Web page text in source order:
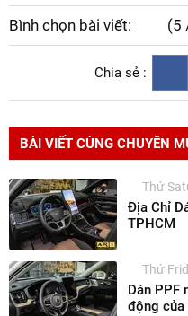
Bình chọn bài viết: (5
Chia sẻ :
BÀI VIẾT CÙNG CHUYÊN
Thứ
Địa Chỉ
TPHCM
Thứ
Dán PPF
động của